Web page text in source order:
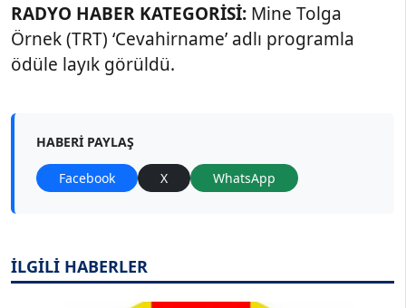
RADYO HABER KATEGORİSİ: Mine Tolga
Örnek (TRT) ‘Cevahirname’ adlı programla
ödüle layık görüldü.
HABERI PAYLAŞ
Facebook X WhatsApp
İLGİLİ HABERLER